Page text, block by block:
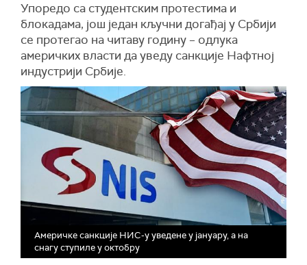
Упоредо са студентским протестима и
блокадама, још један кључни догађај у Србији
се протегао на читаву годину – одлука
америчких власти да уведу санкције Нафтној
индустрији Србије.
Америчке санкције НИС-у уведене у јануару, а на
снагу ступиле у октобру